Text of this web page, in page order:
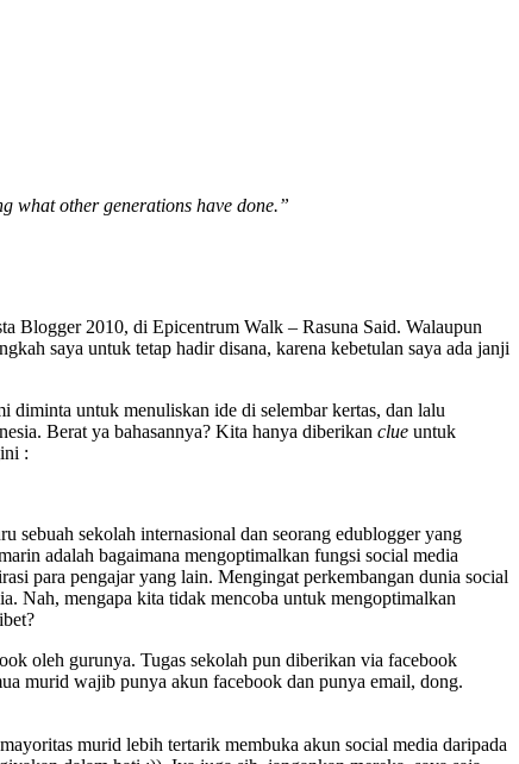
what other generations have done.”
Blogger 2010, di Epicentrum Walk – Rasuna Said. Walaupun
saya untuk tetap hadir disana, karena kebetulan saya ada janji
diminta untuk menuliskan ide di selembar kertas, dan lalu
Berat ya bahasannya? Kita hanya diberikan clue untuk
:
sebuah sekolah internasional dan seorang edublogger yang
adalah bagaimana mengoptimalkan fungsi social media
para pengajar yang lain. Mengingat perkembangan dunia social
Nah, mengapa kita tidak mencoba untuk mengoptimalkan
oleh gurunya. Tugas sekolah pun diberikan via facebook
murid wajib punya akun facebook dan punya email, dong.
murid lebih tertarik membuka akun social media daripada